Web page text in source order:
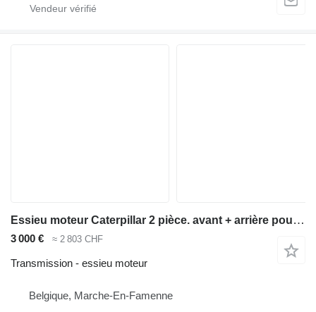
Essieu moteur Caterpillar 2 pièce. avant + arrière pour chargeuse sur pneus Caterpillar 972k
3 000 € ≈ 2 803 CHF
Transmission - essieu moteur
Belgique, Marche-En-Famenne